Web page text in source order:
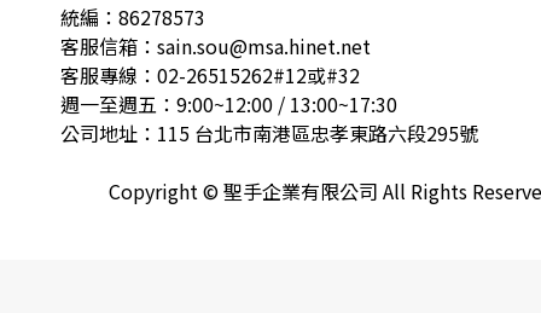
統編：86278573
客服信箱：sain.sou@msa.hinet.net
客服專線：02-26515262#12或#32
週一至週五：9:00~12:00 / 13:00~17:30
公司地址：115 台北市南港區忠孝東路六段295號
Copyright © 聖手企業有限公司 All Rights